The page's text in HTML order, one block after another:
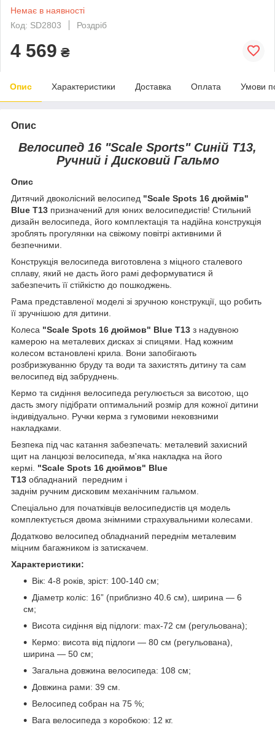
Немає в наявності
Код: SD2803
Роздріб
4 569 ₴
Опис Характеристики Доставка Оплата Умови
Опис
Велосипед 16 "Scale Sports" Синій T13,
Ручний і Дисковий Гальмо
Опис
Дитячий двоколісний велосипед "Scale Spots 16 дюймів"
Blue T13 призначений для юних велосипедистів! Стильний
дизайн велосипеда, його комплектація та надійна конструкція
зроблять прогулянки на свіжому повітрі активними й
безпечними.
Конструкція велосипеда виготовлена з міцного сталевого
сплаву, який не дасть його рамі деформуватися й
забезпечить її стійкістю до пошкоджень.
Рама представленої моделі зі зручною конструкції, що робить
її зручнішою для дитини.
Колеса "Scale Spots 16 дюймов" Blue T13 з надувною
камерою на металевих дисках зі спицями. Над кожним
колесом встановлені крила. Вони запобігають
розбризкуванню бруду та води та захистять дитину та сам
велосипед від забруднень.
Кермо та сидіння велосипеда регулюється за висотою, що
дасть змогу підібрати оптимальний розмір для кожної дитини
індивідуально. Ручки керма з гумовими нековзними
накладками.
Безпека під час катання забезпечать: металевий захисний
щит на ланцюзі велосипеда, м'яка накладка на його
кермі. "Scale Spots 16 дюймов" Blue
T13 обладнаний передним і
заднім ручним дисковим механічним гальмом.
Спеціально для початківців велосипедистів ця модель
комплектується двома знімними страхувальними колесами.
Додатково велосипед обладнаний переднім металевим
міцним багажником із затискачем.
Характеристики:
Вік: 4-8 років, зріст: 100-140 см;
Діаметр коліс: 16” (приблизно 40.6 см), ширина — 6
см;
Висота сидіння від підлоги: max-72 см (регульована);
Кермо: висота від підлоги — 80 см (регульована),
ширина — 50 см;
Загальна довжина велосипеда: 108 см;
Довжина рами: 39 см.
Велосипед собран на 75 %;
Вага велосипеда з коробкою: 12 кг.